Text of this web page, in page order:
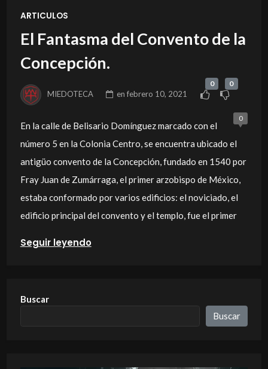
ARTICULOS
El Fantasma del Convento de la
Concepción.
MIEDOTECA enfebrero 10, 2021
0 0
0
En la calle de Belisario Domínguez marcado con el
número 5 en la Colonia Centro, se encuentra ubicado el
antigüo convento de la Concepción, fundado en 1540 por
Fray Juan de Zumárraga, el primer arzobispo de México,
estaba conformado por varios edificios: el noviciado, el
edificio principal del convento y el templo, fue el primer
Seguir leyendo
Buscar
Buscar